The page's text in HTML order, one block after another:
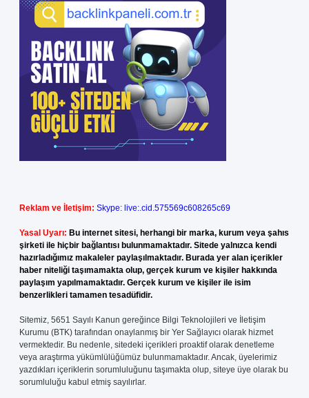
Reklam ve İletişim: Skype: live:.cid.575569c608265c69
Yasal Uyarı: Bu internet sitesi, herhangi bir marka, kurum veya şahıs
şirketi ile hiçbir bağlantısı bulunmamaktadır. Sitede yalnızca kendi
hazırladığımız makaleler paylaşılmaktadır. Burada yer alan içerikler
haber niteliği taşımamakta olup, gerçek kurum ve kişiler hakkında
paylaşım yapılmamaktadır. Gerçek kurum ve kişiler ile isim
benzerlikleri tamamen tesadüfidir.
Sitemiz, 5651 Sayılı Kanun gereğince Bilgi Teknolojileri ve İletişim
Kurumu (BTK) tarafından onaylanmış bir Yer Sağlayıcı olarak hizmet
vermektedir. Bu nedenle, sitedeki içerikleri proaktif olarak denetleme
veya araştırma yükümlülüğümüz bulunmamaktadır. Ancak, üyelerimiz
yazdıkları içeriklerin sorumluluğunu taşımakta olup, siteye üye olarak bu
sorumluluğu kabul etmiş sayılırlar.